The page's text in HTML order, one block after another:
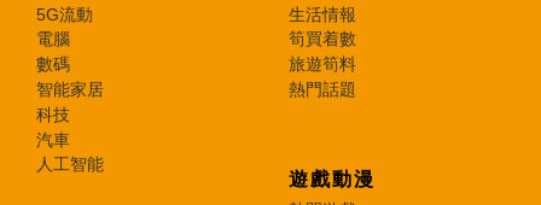
5G流動
電腦
數碼
智能家居
科技
汽車
人工智能
生活情報
筍買着數
旅遊筍料
熱門話題
遊戲動漫